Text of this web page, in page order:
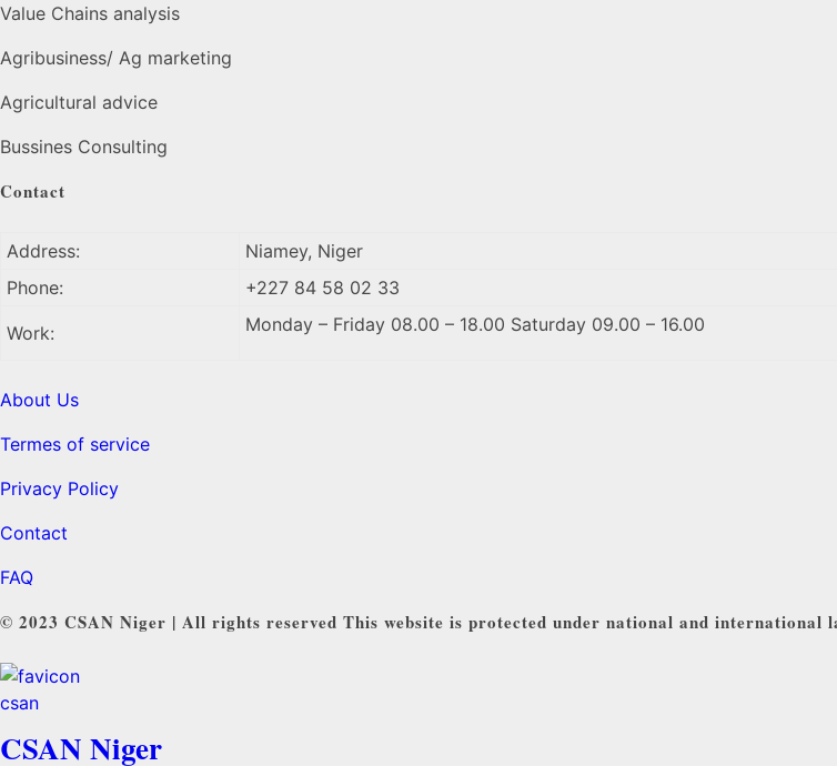
Value Chains analysis
Agribusiness/ Ag marketing
Agricultural advice
Bussines Consulting
Contact
Address:
Niamey, Niger
Phone:
+227 84 58 02 33
Work: Monday – Friday 08.00 – 18.00 Saturday 09.00 – 16.00
About Us
Termes of service
Privacy Policy
Contact
FAQ
© 2023 CSAN Niger | All rights reserved This website is protected under national and international
CSAN Niger